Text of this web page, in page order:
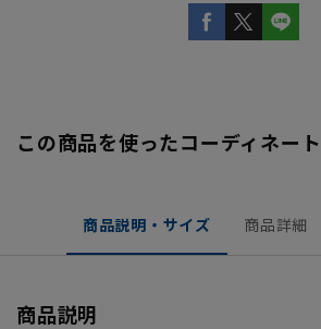
この商品を使ったコーディネート
商品説明・サイズ 商品詳細
商品説明